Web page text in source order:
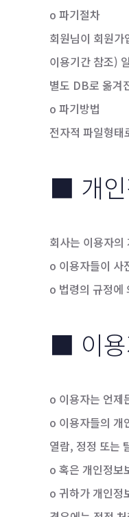
o 파기절차
회원님이 회원
이용기간 참조)
별도 DB로 옮겨
o 파기방법
전자적 파일형
■ 개인
회사는 이용자
o 이용자들이 사
o 법령의 규정에
■ 이용
o 이용자는 언제
o 이용자들의 개
열람, 정정 또는
o 혹은 개인정보
o 귀하가 개인정